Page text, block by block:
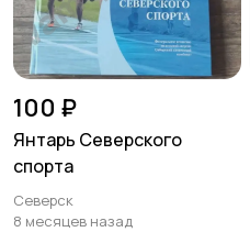
100 ₽
Янтарь Северского
спорта
Северск
8 месяцев назад